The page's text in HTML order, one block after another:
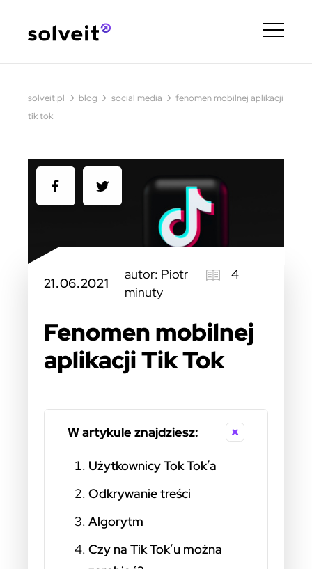
solveit.pl › blog › social media › fenomen mobilnej aplikacji
tik tok
21.06.2021
autor: Piotr
4
minuty
Fenomen mobilnej
aplikacji Tik Tok
W artykule znajdziesz:
Użytkownicy Tok Tok’a
Odkrywanie treści
Algorytm
Czy na Tik Tok’u można